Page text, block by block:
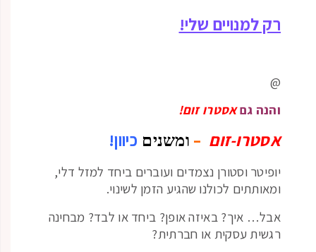
רק למנויים שלי!
@
והנה גםאסטרו זום!
אסטרו-זום – ומשנים כיוון!
יופיטר וסטורן נצמדים ועוברים ביחד למזל דלי,
ומאותתים לכולנו שהגיע הזמן לשינוי.
אבל… איך? באיזה אופן? ביחד או לבד? מבחינה
רגשית עסקית או חברתית?